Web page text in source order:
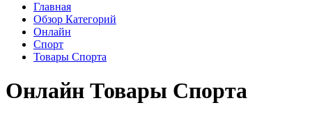
Главная
Обзор Категорий
Онлайн
Спорт
Товары Спорта
Онлайн Товары Спорта